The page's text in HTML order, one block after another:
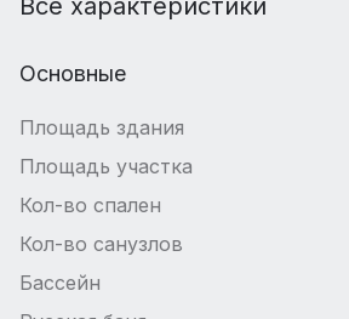
Все характеристики
Основные
Площадь здания
Площадь участка
Кол-во спален
Кол-во санузлов
Бассейн